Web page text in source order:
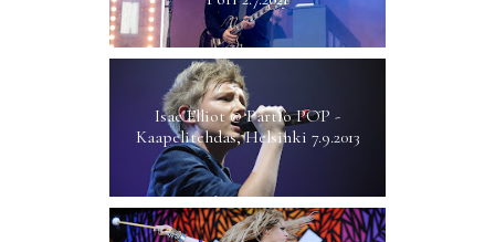
Isac Elliot @ Partio POP -
Kaapelitehdas, Helsinki 7.9.2013